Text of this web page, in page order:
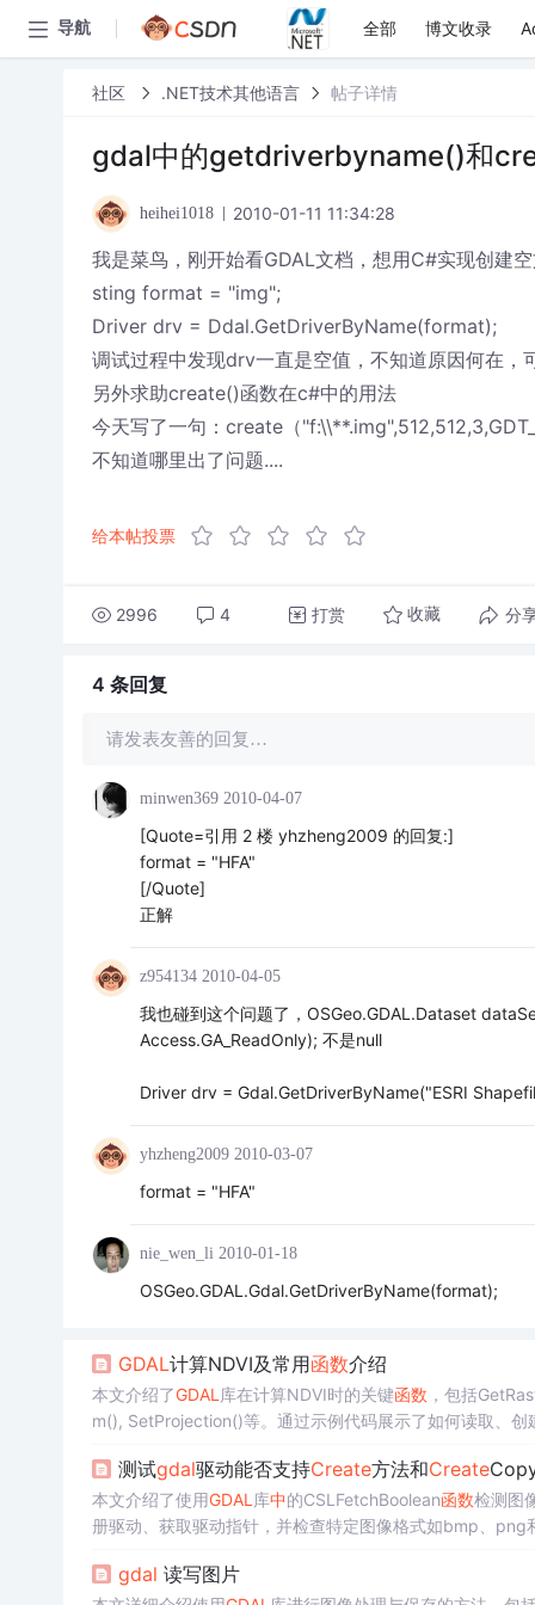
导航 全部 博文收录
社区 .NET技术其他语言 帖子详情
gdal中的getdriverbyname()和
heihei1018 2010-01-11 11:34:28
我是菜鸟，刚开始看GDAL文档，想用C#实现创建
sting format = "img";
Driver drv = Ddal.GetDriverByName(format);
调试过程中发现drv一直是空值，不知道原因何在
另外求助create()函数在c#中的用法
今天写了一句：create（
不知道哪里出了问题....
给本帖投票
2996 4 打赏 收藏 分
4 条回复
请发表友善的回复…
minwen369 2010-04-07
[Quote=引用 2 楼 yhzheng2009 的回复:]
format = "HFA"
[/Quote]
正解
z954134 2010-04-05
我也碰到这个问题了，OSGeo.GDAL.Dataset
Access.GA_ReadOnly); 不是null
Driver drv = Gdal.GetDriverByName("ESRI
yhzheng2009 2010-03-07
format = "HFA"
nie_wen_li 2010-01-18
OSGeo.GDAL.Gdal.GetDriverByName(format);
GDAL计算NDVI及常用函数介绍
本文介绍了GDAL 库在计算NDVI时的关键函数 ，包括
m(), SetProjection()等。通过示例代码展示了如何读取、
keeper安装', 'Zookeeper配置', '分布式服务']
测试gdal驱动能否支持Create方法和Create
本文介绍了使用GDAL 库中的CSLFetchBoolean函数检测图
册驱动、获取驱动指针，并检查特定图像格式如bmp、png
gdal 读写图片